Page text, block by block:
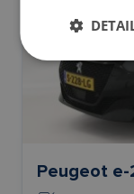
Peugeot